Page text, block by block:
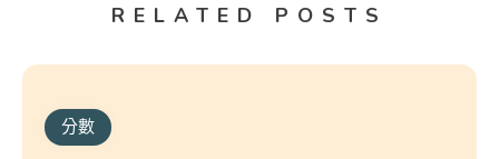
RELATED POSTS
分數